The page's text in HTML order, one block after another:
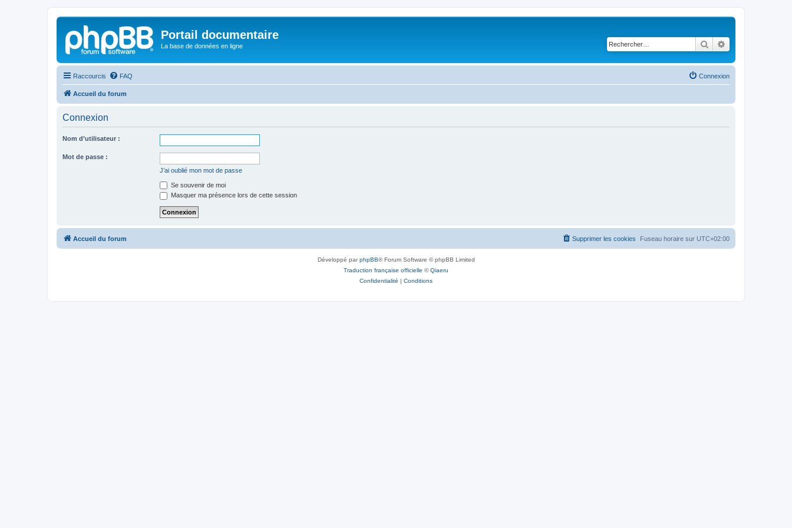
Portail documentaire
La base de données en ligne Rechercher
Raccourcis FAQ Connexion
Accueil du forum
Connexion
Nom d’utilisateur :
Mot de passe :
J’ai oublié mon mot de passe
Se souvenir de moi
Masquer ma présence lors de cette session
Accueil du forum Fuseau horaire sur UTC+02:00
Supprimer les cookies
Développé parphpBB® Forum Software © phpBB Limited
Traduction française officielle ©Qiaeru
Confidentialité | Conditions